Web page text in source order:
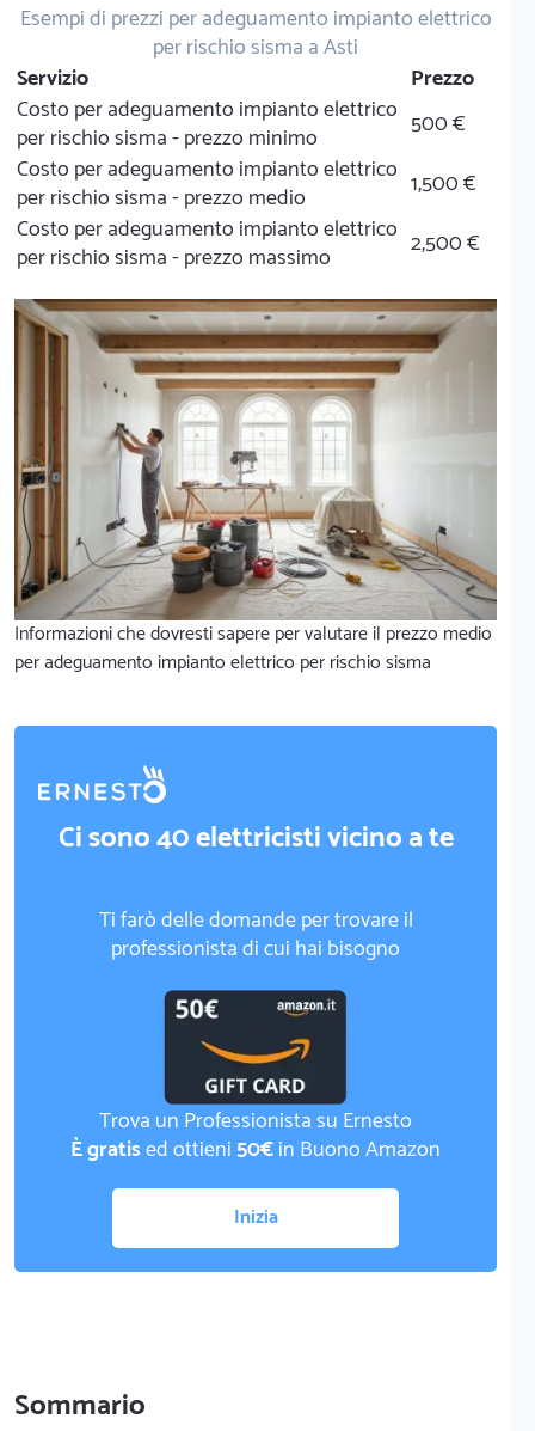
Esempi di prezzi per adeguamento impianto elettrico
per rischio sisma a Asti
Servizio
Prezzo
Costo per adeguamento impianto elettrico
per rischio sisma - prezzo minimo
500 €
Costo per adeguamento impianto elettrico
per rischio sisma - prezzo medio
1,500 €
Costo per adeguamento impianto elettrico
per rischio sisma - prezzo massimo
2,500 €
Informazioni che dovresti sapere per valutare il prezzo medio
per adeguamento impianto elettrico per rischio sisma
Ci sono 40 elettricisti vicino a te
Ti farò delle domande per trovare il
professionista di cui hai bisogno
Trova un Professionista su Ernesto
È gratised ottieni50€in Buono Amazon
Inizia
Sommario